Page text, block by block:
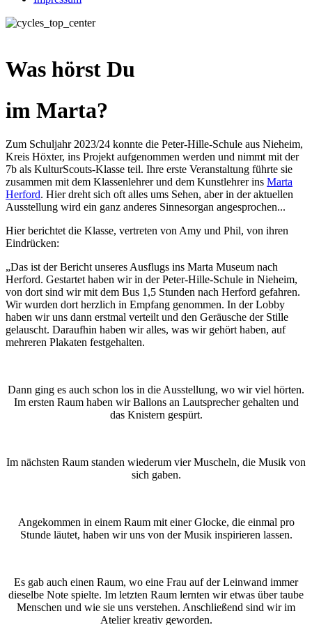
Was hörst Du
im Marta?
Zum Schuljahr 2023/24 konnte die Peter-Hille-Schule aus Nieheim,
Kreis Höxter, ins Projekt aufgenommen werden und nimmt mit der
7b als KulturScouts-Klasse teil. Ihre erste Veranstaltung führte sie
zusammen mit dem Klassenlehrer und dem Kunstlehrer ins Marta
Herford. Hier dreht sich oft alles ums Sehen, aber in der aktuellen
Ausstellung wird ein ganz anderes Sinnesorgan angesprochen...
Hier berichtet die Klasse, vertreten von Amy und Phil, von ihren
Eindrücken:
„Das ist der Bericht unseres Ausflugs ins Marta Museum nach
Herford. Gestartet haben wir in der Peter-Hille-Schule in Nieheim,
von dort sind wir mit dem Bus 1,5 Stunden nach Herford gefahren.
Wir wurden dort herzlich in Empfang genommen. In der Lobby
haben wir uns dann erstmal verteilt und den Geräusche der Stille
gelauscht. Daraufhin haben wir alles, was wir gehört haben, auf
mehreren Plakaten festgehalten.
Dann ging es auch schon los in die Ausstellung, wo wir viel hörten.
Im ersten Raum haben wir Ballons an Lautsprecher gehalten und
das Knistern gespürt.
Im nächsten Raum standen wiederum vier Muscheln, die Musik von
sich gaben.
Angekommen in einem Raum mit einer Glocke, die einmal pro
Stunde läutet, haben wir uns von der Musik inspirieren lassen.
Es gab auch einen Raum, wo eine Frau auf der Leinwand immer
dieselbe Note spielte. Im letzten Raum lernten wir etwas über taube
Menschen und wie sie uns verstehen. Anschließend sind wir im
Atelier kreativ geworden.